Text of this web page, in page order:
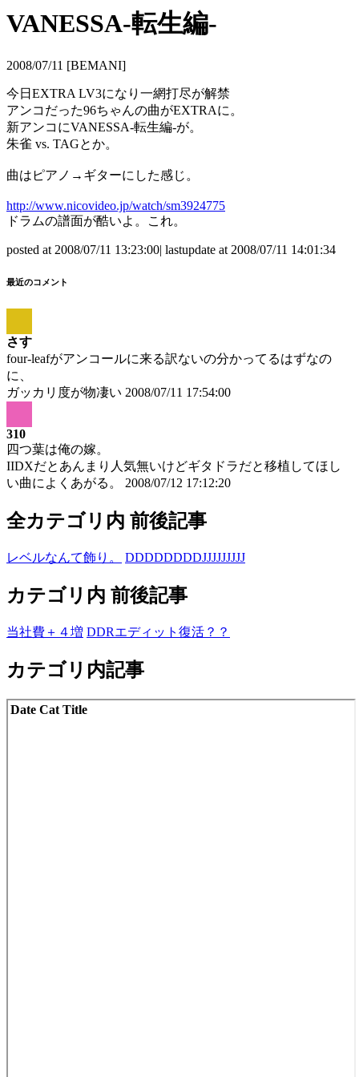
VANESSA-転生編-
2008/07/11 [BEMANI]
今日EXTRA LV3になり一網打尽が解禁
アンコだった96ちゃんの曲がEXTRAに。
新アンコにVANESSA-転生編-が。
朱雀 vs. TAGとか。
曲はピアノ→ギターにした感じ。
http://www.nicovideo.jp/watch/sm3924775
ドラムの譜面が酷いよ。これ。
posted at 2008/07/11 13:23:00| lastupdate at 2008/07/11 14:01:34
最近のコメント
さす
four-leafがアンコールに来る訳ないの分かってるはずなの
に、
ガッカリ度が物凄い 2008/07/11 17:54:00
310
四つ葉は俺の嫁。
IIDXだとあんまり人気無いけどギタドラだと移植してほし
い曲によくあがる。
2008/07/12 17:12:20
全カテゴリ内 前後記事
レベルなんて飾り。 DDDDDDDDJJJJJJJJJ
カテゴリ内 前後記事
当社費＋４増 DDRエディット復活？？
カテゴリ内記事